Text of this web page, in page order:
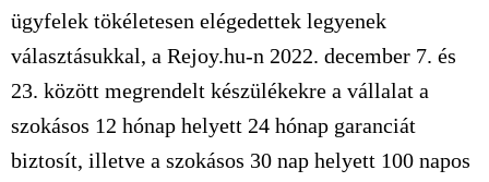
ügyfelek tökéletesen elégedettek legyenek
választásukkal, a Rejoy.hu-n 2022. december 7. és
23. között megrendelt készülékekre a vállalat a
szokásos 12 hónap helyett 24 hónap garanciát
biztosít, illetve a szokásos 30 nap helyett 100 napos